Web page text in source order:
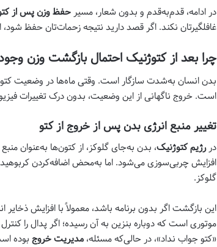
در ادامه، قدم‌به‌قدم و بدون شعار، مسیرحفظ وزن پس از
غافلگیرتان نکند. اگر قصد دارید نتیجه زحمات‌تان حفظ شود،
چرا بعد از کتوژنیک احتمال بازگشت وزن
بدن انسان به‌شدت سازگار است. وقتی ماه‌ها در وضعیت
است. خروج ناگهانی از این وضعیت، بدون درک تغییرات
تغییر منبع انرژی بدن پس از خروج از کتو
دررژیم کتوژنیک، بدن به‌جای گلوکز، از کتون‌ها به‌عنوان
افزایش چربی‌سوزی می‌شود. اما به‌محض اضافه‌کردن
گلوکز.
این بازگشت اگر بدون برنامه باشد، معمولاً با افزایش
موتوری است که دوباره بنزین به آن رسیده؛ اگر پدال را
«کتو جواب نداد»، در حالی‌که مسئله،مدیریت خروج بوده